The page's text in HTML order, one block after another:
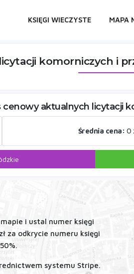
KSIĘGI WIECZYSTE MAPA
komorniczych i
cenowy aktualnych licytacji
Średnia cena: 0
i ustal numer księgi
za odkrycie numeru księgi
systemu Stripe.